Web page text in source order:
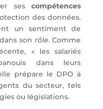
sescompétences
des données.
un sentiment de
son rôle. Comme
« les salariés
dans leurs
prépare le DPO à
du secteur, tels
ou législations.